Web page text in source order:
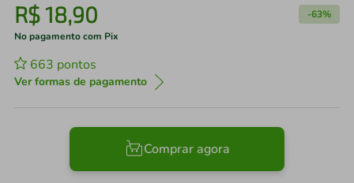
R$18,90 -63%
No pagamento com Pix
663 pontos
Ver formas de pagamento
Comprar agora